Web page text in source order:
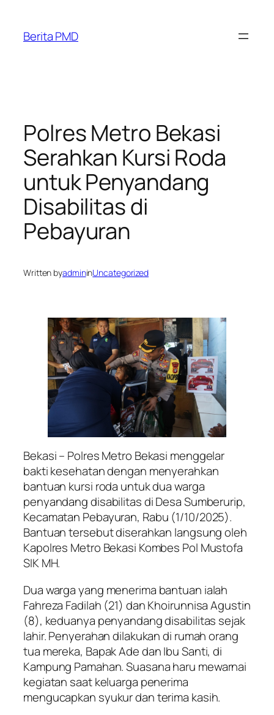
content
Berita PMD
Polres Metro Bekasi
Serahkan Kursi Roda
untuk Penyandang
Disabilitas di
Pebayuran
Written byadmininUncategorized
Bekasi – Polres Metro Bekasi menggelar
bakti kesehatan dengan menyerahkan
bantuan kursi roda untuk dua warga
penyandang disabilitas di Desa Sumberurip,
Kecamatan Pebayuran, Rabu (1/10/2025).
Bantuan tersebut diserahkan langsung oleh
Kapolres Metro Bekasi Kombes Pol Mustofa
SIK MH.
Dua warga yang menerima bantuan ialah
Fahreza Fadilah (21) dan Khoirunnisa Agustin
(8), keduanya penyandang disabilitas sejak
lahir. Penyerahan dilakukan di rumah orang
tua mereka, Bapak Ade dan Ibu Santi, di
Kampung Pamahan. Suasana haru mewarnai
kegiatan saat keluarga penerima
mengucapkan syukur dan terima kasih.